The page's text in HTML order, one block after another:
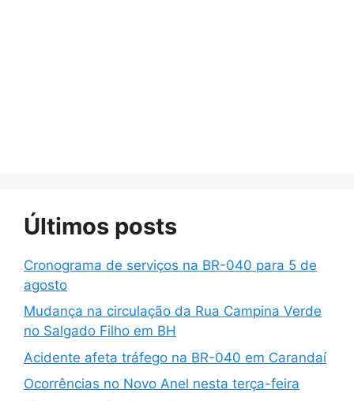
Últimos posts
Cronograma de serviços na BR-040 para 5 de
agosto
Mudança na circulação da Rua Campina Verde
no Salgado Filho em BH
Acidente afeta tráfego na BR-040 em Carandaí
Ocorrências no Novo Anel nesta terça-feira